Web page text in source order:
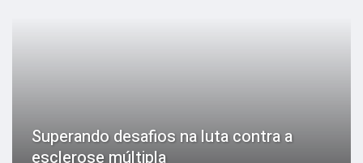
Superando desafios na luta contra a
esclerose múltipla